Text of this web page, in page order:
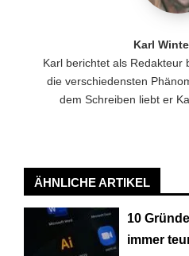
Karl
Karl berichtet als Redakteur
die verschiedensten
dem Schreiben liebt er
ÄHNLICHE ARTIKEL
10
immer